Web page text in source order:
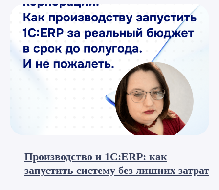
Производство и 1С:ERP: как
запустить систему без лишних затрат